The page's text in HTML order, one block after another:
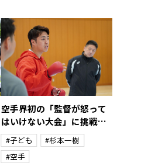
空手界初の「監督が怒って
はいけない大会」に挑戦～
杉本一樹～
#子ども
#杉本一樹
#空手